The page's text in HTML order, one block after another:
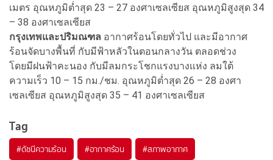
เมตร อุณหภูมิต่ำสุด 23 – 27 องศาเซลเซียส อุณหภูมิสูงสุด 34
– 38 องศาเซลเซียส
กรุงเทพและปริมณฑล อากาศร้อนโดยทั่วไป และมีอากาศ
ร้อนจัดบางพื้นที่ กับมีฟ้าหลัวในตอนกลางวัน ตลอดช่วง
โดยมีฝนฟ้าคะนอง กับมีลมกระโชกแรงบางแห่ง ลมใต้
ความเร็ว 10 – 15 กม./ชม. อุณหภูมิต่ำสุด 26 – 28 องศา
เซลเซียส อุณหภูมิสูงสุด 35 – 41 องศาเซลเซียส
Tag
#ดัชนีความร้อน #อากาศร้อน #สภาพอากาศ